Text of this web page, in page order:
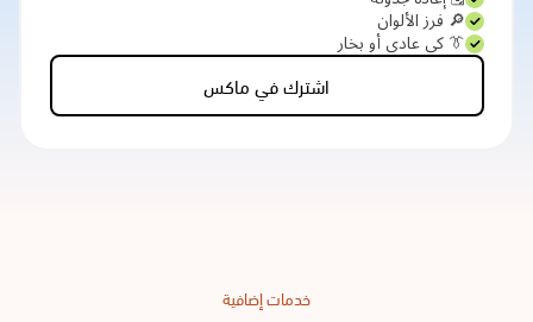
🔎 فرز الألوان
👔 كي عادي أو بخار
اشترك في ماكس
خدمات إضافية